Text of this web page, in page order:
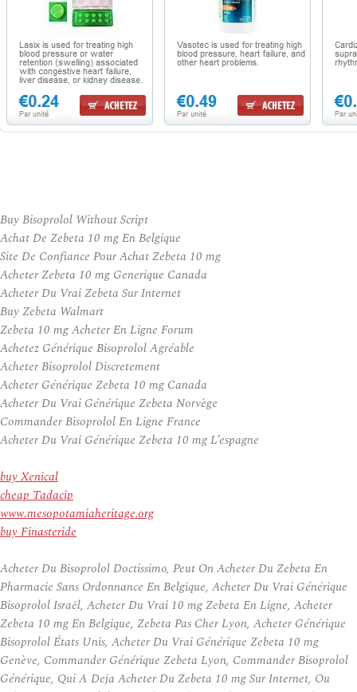
Buy Bisoprolol Without Script
Achat De Zebeta 10 mg En Belgique
Site De Confiance Pour Achat Zebeta 10 mg
Acheter Zebeta 10 mg Generique Canada
Acheter Du Vrai Zebeta Sur Internet
Buy Zebeta Walmart
Zebeta 10 mg Acheter En Ligne Forum
Achetez Générique Bisoprolol Agréable
Acheter Bisoprolol Discretement
Acheter Générique Zebeta 10 mg Canada
Acheter Du Vrai Générique Zebeta Norvège
Commander Bisoprolol En Ligne France
Acheter Du Vrai Générique Zebeta 10 mg L’espagne
buy Xenical
cheap Tadacip
www.mesopotamiaheritage.org
buy Finasteride
Acheter Du Bisoprolol Doctissimo, Peut On Acheter Du Zebeta En
Pharmacie Sans Ordonnance En Belgique, Acheter Du Vrai Générique
Bisoprolol Israël, Acheter Du Vrai 10 mg Zebeta En Ligne, Acheter
Zebeta 10 mg En Belgique, Zebeta Pas Cher Lyon, Acheter Générique
Bisoprolol États Unis, Acheter Du Vrai Générique Zebeta 10 mg
Genève, Commander Générique Zebeta Lyon, Commander Bisoprolol
Générique, Qui A Deja Acheter Du Zebeta 10 mg Sur Internet, Ou